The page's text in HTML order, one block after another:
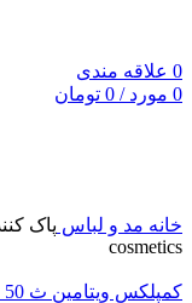
0 علاقه مندی
0 مورد /
0 تومان
خانه مد و لباس
cosmetics
کمپلکس ویتامین ث 50 میلی لیتر یانسن janssen cosmetics